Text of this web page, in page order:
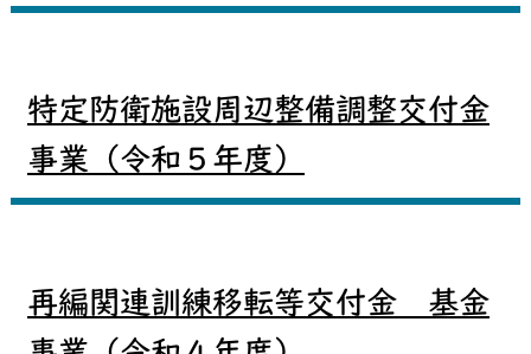
特定防衛施設周辺整備調整交付金
事業（令和５年度）
再編関連訓練移転等交付金 基金